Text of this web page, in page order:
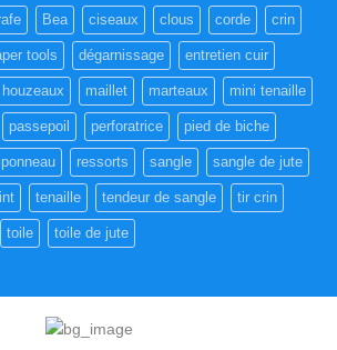
Bea ciseaux clous corde crin
tools dégarnissage entretien cuir
houzeaux maillet marteaux mini tenaille
passepoil perforatrice pied de biche
ressorts sangle sangle de jute
tenaille tendeur de sangle tir crin
toile toile de jute